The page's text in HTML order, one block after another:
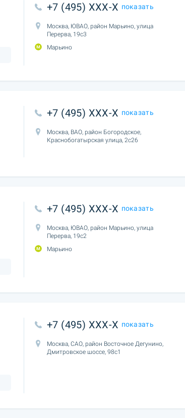
+7 (495) XXX-X показать
Москва, ЮВАО, район Марьино, улица
Перерва, 19с3
Марьино
+7 (495) XXX-X показать
Москва, ВАО, район Богородское,
Краснобогатырская улица, 2с26
+7 (495) XXX-X показать
Москва, ЮВАО, район Марьино, улица
Перерва, 19с2
Марьино
+7 (495) XXX-X показать
Москва, САО, район Восточное Дегунино,
Дмитровское шоссе, 98с1